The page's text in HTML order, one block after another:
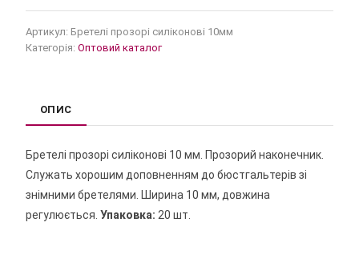
Артикул: Бретелі прозорі силіконові 10мм
Категорія: Оптовий каталог
ОПИС
Бретелі прозорі силіконові 10 мм. Прозорий наконечник.
Служать хорошим доповненням до бюстгальтерів зі
знімними бретелями. Ширина 10 мм, довжина
регулюється. Упаковка: 20 шт.